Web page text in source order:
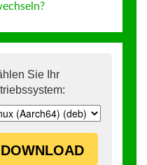
Sie Ihr
DOWNLOAD